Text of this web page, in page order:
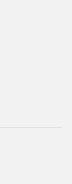
в
органы.
за
TDMS.
и
базе